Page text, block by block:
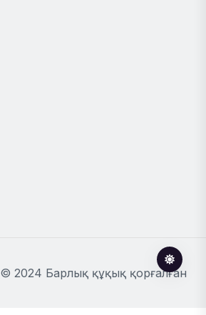
© 2024 Барлық құқық қорғалған